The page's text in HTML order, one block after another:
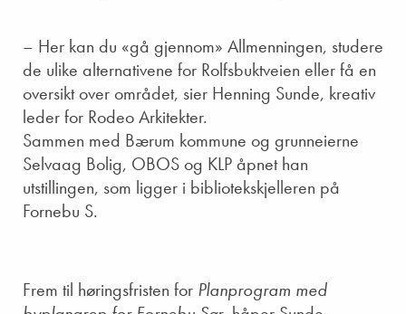
– Her kan du «gå gjennom» Allmenningen, studere
de ulike alternativene for Rolfsbuktveien eller få en
oversikt over området, sier Henning Sunde, kreativ
leder for Rodeo Arkitekter.
Sammen med Bærum kommune og grunneierne
Selvaag Bolig, OBOS og KLP åpnet han
utstillingen, som ligger i bibliotekskjelleren på
Fornebu S.
Frem til høringsfristen for Planprogram med